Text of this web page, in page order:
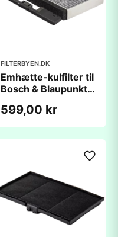
FILTERBYEN.DK
Emhætte-kulfilter til
Bosch & Blaupunkt
599,00 kr